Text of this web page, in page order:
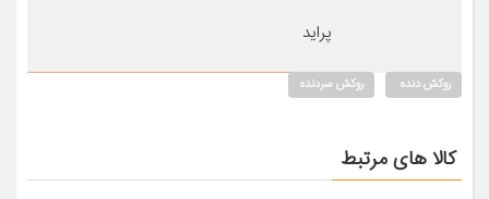
پراید
روکش دنده روکش سردنده
کالا های مرتبط